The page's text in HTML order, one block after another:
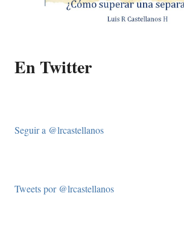
En Twitter
Seguir a @lrcastellanos
Tweets por @lrcastellanos